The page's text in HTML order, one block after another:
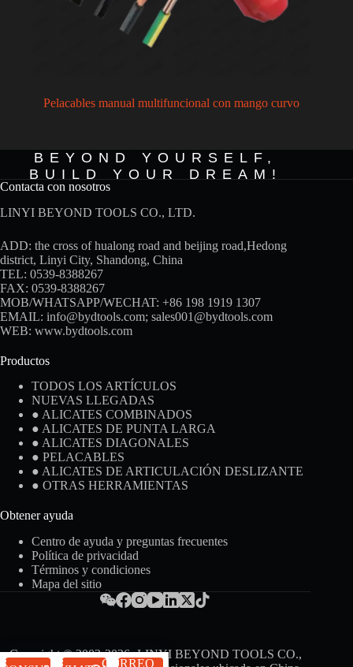
Pelacables manual multifuncional con mango curvo
BEYOND YOURSELF,
BUILD YOUR DREAM!
Contacta con nosotros
LINYI BEYOND TOOLS CO., LTD.
ADD: the cross of hualong road and beijing road,Hedong
district, Linyi City, Shandong, China
TEL: 0539-8388267
FAX: 0539-8388267
MOB/WHATSAPP/WECHAT: +86 198 1919 1307
EMAIL: info@bydtools.com; sales001@bydtools.com
WEB: www.bydtools.com
Productos
TODOS LOS ARTÍCULOS
NUEVAS LLEGADAS
● ALICATES COMBINADOS
● ALICATES DE PUNTA LARGA
● ALICATES DIAGONALES
● PELACABLES
● ALICATES DE ARTICULACIÓN DESLIZANTE
● OTRAS HERRAMIENTAS
Obtener ayuda
Centro de ayuda y preguntas frecuentes
Política de privacidad
Términos y condiciones
Mapa del sitio
Copyright © 2002-2026 -LINYI BEYOND TOOLS CO.,
CORREO